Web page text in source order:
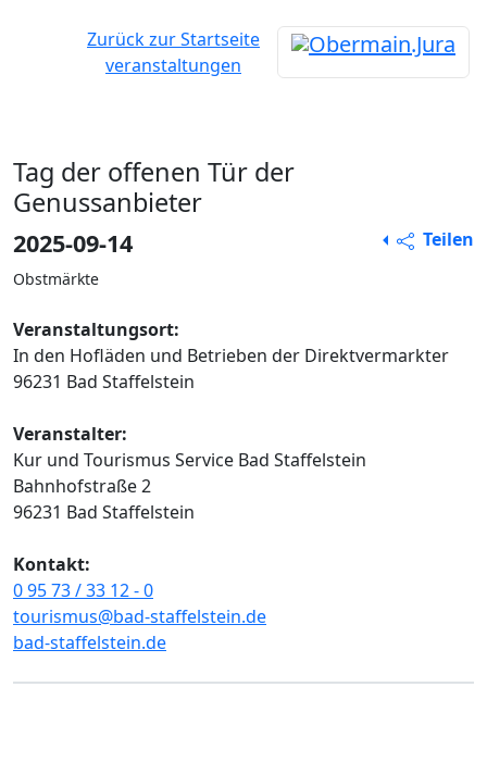
Zurück zur Startseite
veranstaltungen
Tag der offenen Tür der
Genussanbieter
2025-09-14 Teilen
Obstmärkte
Veranstaltungsort:
In den Hofläden und Betrieben der Direktvermarkter
96231 Bad Staffelstein
Veranstalter:
Kur und Tourismus Service Bad Staffelstein
Bahnhofstraße 2
96231 Bad Staffelstein
Kontakt:
0 95 73 / 33 12 - 0
tourismus@bad-staffelstein.de
bad-staffelstein.de